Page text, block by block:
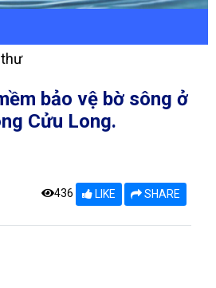
bảo vệ bờ sông ở
Cửu Long.
436 LIKE SHARE